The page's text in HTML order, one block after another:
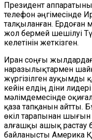
Президент
телефон әңгімесінде
талқыланған. Ердоған
жол бермей шешілуі
келетінін жеткізген.
Иран соңғы
наразылықтармен
жүргізілген ауқымды
кейін елдің діни
мәлімдемесінде
қаза тапқанын айтты.
өкіл тарапынан
алғашқы ашық растау
байланысты Америка